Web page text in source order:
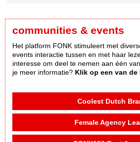
communities & events
Het platform FONK stimuleert met
events interactie tussen en met haar
interesse om deel te nemen aan één
je meer informatie? Klik op een van
Coolest Dutch
Female Agency